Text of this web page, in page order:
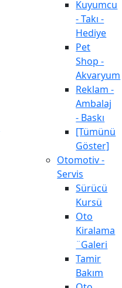
Kuyumcu
- Takı -
Hediye
Pet
Shop -
Akvaryum
Reklam -
Ambalaj
- Baskı
[Tümünü
Göster]
Otomotiv -
Servis
Sürücü
Kursü
Oto
Kiralama
¨Galeri
Tamir
Bakım